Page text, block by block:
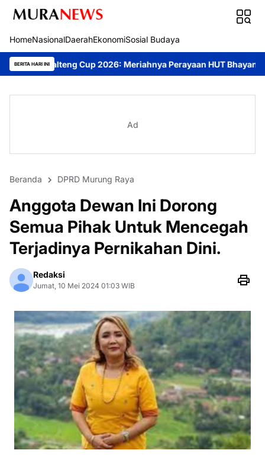
HomeNasionalDaerahEkonomiSosial Budaya
BERITA HARI INI
2026: Meriahnya Perayaan HUT Bhayangkara ke-80 di
Ad
Beranda DPRD Murung Raya
Anggota Dewan Ini Dorong
Semua Pihak Untuk Mencegah
Terjadinya Pernikahan Dini.
Redaksi
Jumat, 10 Mei 2024 01:03 WIB